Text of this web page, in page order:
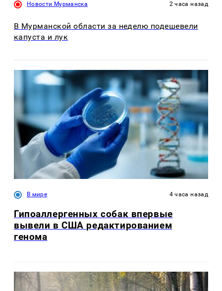
Новости Мурманска 2 часа назад
В Мурманской области за неделю подешевели
капуста и лук
В мире 4 часа назад
Гипоаллергенных собак впервые
вывели в США редактированием
генома